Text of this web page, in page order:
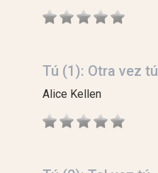
Tú (1): Otra vez tú
Alice Kellen